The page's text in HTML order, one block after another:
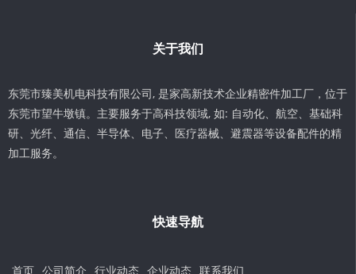
关于我们
东莞市臻美机电科技有限公司, 是家高新技术企业精密件加工厂，位于
东莞市望牛墩镇。主要服务于高科技领域, 如: 自动化、航空、基础科
研、光纤、通信、半导体、电子、医疗器械、避震器等设备配件的精
加工服务。
快速导航
首页 公司简介 行业动态 企业动态 联系我们